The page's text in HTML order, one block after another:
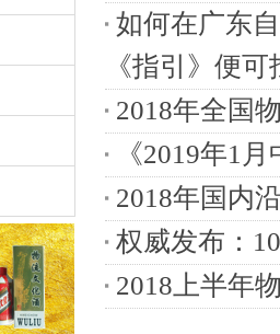
如何在广东
《指引》便
2018年全国
《2019年1
2018年国内
权威发布：
2018上半年